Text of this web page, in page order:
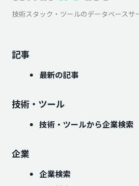
技術スタック・ツールのデータベースサ
記事
最新の記事
技術・ツール
技術・ツールから企業検索
企業
企業検索